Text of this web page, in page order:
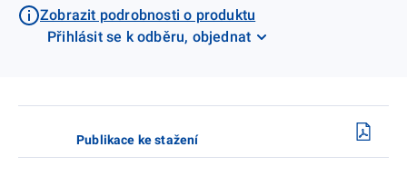
Zobrazit podrobnosti o produktu
Přihlásit se k odběru, objednat
Publikace ke stažení